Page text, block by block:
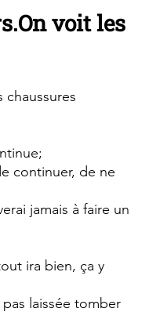
voit les
continuer, de ne
jamais à faire un
ira bien, ça y
laissée tomber